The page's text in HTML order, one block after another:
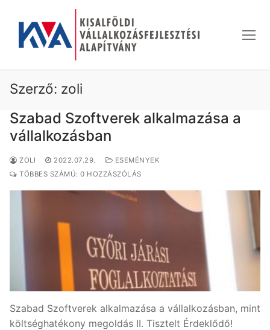
tartalomra
Szerző: zoli
Szabad Szoftverek alkalmazása a
vállalkozásban
ZOLI 2022.07.29.
ESEMÉNYEK
TÖBBES SZÁMÚ: 0 HOZZÁSZÓLÁS
Szabad Szoftverek alkalmazása a vállalkozásban, mint
költséghatékony megoldás II. Tisztelt Érdeklődő!